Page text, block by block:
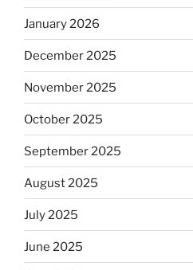
January 2026
December 2025
November 2025
October 2025
September 2025
August 2025
July 2025
June 2025